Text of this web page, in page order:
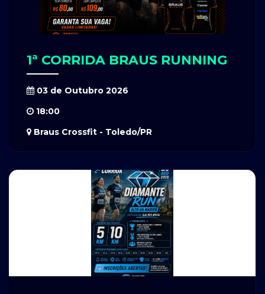
1ª CORRIDA BRAUS RUNNING
03 de Outubro 2026
18:00
Braus Crossfit - Toledo/PR